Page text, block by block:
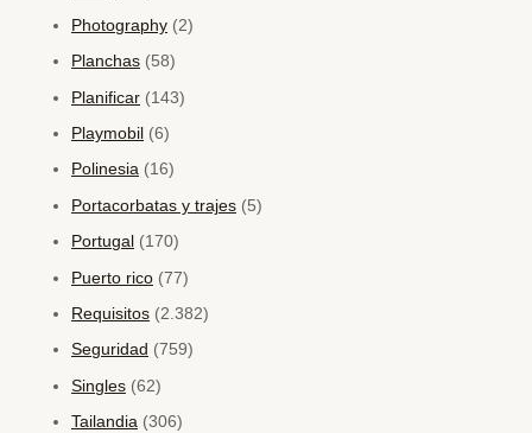
Photography (2)
Planchas (58)
Planificar (143)
Playmobil (6)
Polinesia (16)
Portacorbatas y trajes (5)
Portugal (170)
Puerto rico (77)
Requisitos (2.382)
Seguridad (759)
Singles (62)
Tailandia (306)